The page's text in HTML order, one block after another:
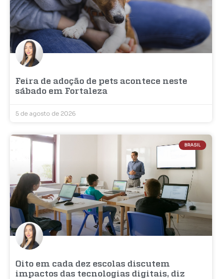
Feira de adoção de pets acontece neste
sábado em Fortaleza
5 de agosto de 2026
BRASIL
Oito em cada dez escolas discutem
impactos das tecnologias digitais, diz